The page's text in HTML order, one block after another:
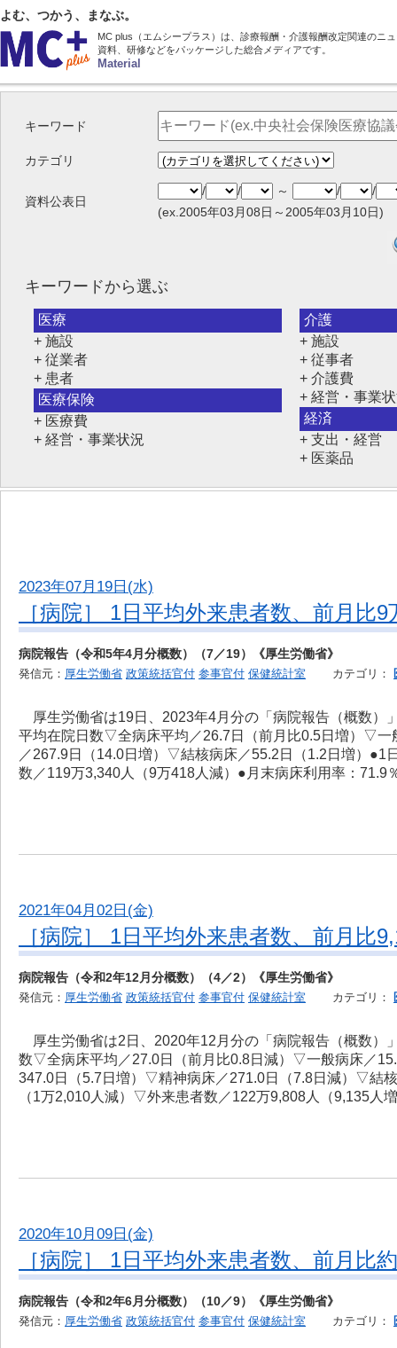
よむ、つかう、まなぶ。
MC plus（エムシープラス）は、診療報酬・介護報酬改定関連のニ
資料、研修などをパッケージした総合メディアです。
Material
キーワード
カテゴリ
資料公表日
/ / ～ /
/
(ex.2005年03月08日～2005年03月10日)
キーワードから選ぶ
医療
+ 施設
+ 従業者
+ 患者
医療保険
+ 医療費
+ 経営・事業状況
介護
+ 施設
+ 従事者
+ 介護費
+ 経営・事業
経済
+ 支出・経営
+ 医薬品
2023年07月19日(水)
［病院］ 1日平均外来患者数、前月
病院報告（令和5年4月分概数）（7／19）《厚生労働省》
発信元： 厚生労働省 政策統括官付 参事官付 保健統計室 カテゴリ：
厚生労働省は19日、2023年4月分の「病院報告（概数）
平均在院日数▽全病床平均／26.7日（前月比0.5日増）▽
／267.9日（14.0日増）▽結核病床／55.2日（1.2日増）
数／119万3,340人（9万418人減）●月末病床利用率：71.9
2021年04月02日(金)
［病院］ 1日平均外来患者数、前月
病院報告（令和2年12月分概数）（4／2）《厚生労働省》
発信元： 厚生労働省 政策統括官付 参事官付 保健統計室 カテゴリ：
厚生労働省は2日、2020年12月分の「病院報告（概数）
数▽全病床平均／27.0日（前月比0.8日減）▽一般病床／
347.0日（5.7日増）▽精神病床／271.0日（7.8日減）▽結
（1万2,010人減）▽外来患者数／122万9,808人（9,135人
2020年10月09日(金)
［病院］ 1日平均外来患者数、前月
病院報告（令和2年6月分概数）（10／9）《厚生労働省》
発信元： 厚生労働省 政策統括官付 参事官付 保健統計室 カテゴリ：